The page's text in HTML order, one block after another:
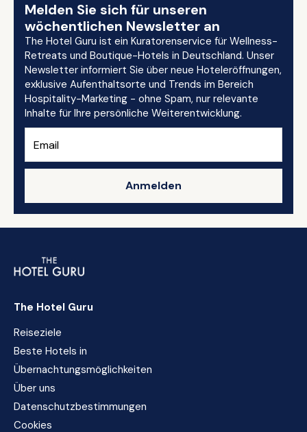
Melden Sie sich für unseren
wöchentlichen Newsletter an
The Hotel Guru ist ein Kuratorenservice für Wellness-
Retreats und Boutique-Hotels in Deutschland. Unser
Newsletter informiert Sie über neue Hoteleröffnungen,
exklusive Aufenthaltsorte und Trends im Bereich
Hospitality-Marketing - ohne Spam, nur relevante
Inhalte für Ihre persönliche Weiterentwicklung.
Anmelden
The Hotel Guru
Reiseziele
Beste Hotels in
Übernachtungsmöglichkeiten
Über uns
Datenschutzbestimmungen
Cookies